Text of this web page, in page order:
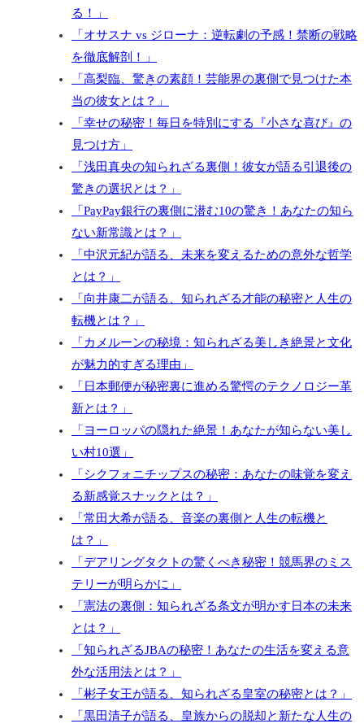
る！」
「オサスナ vs ジローナ：逆転劇の予感！禁断の戦略
を徹底解剖！」
「高梨臨、驚きの素顔！芸能界の裏側で見つけた本
当の彼女とは？」
「幸せの秘密！毎日を特別にする『小さな喜び』の
見つけ方」
「浅田真央の知られざる裏側！彼女が語る引退後の
驚きの選択とは？」
「PayPay銀行の裏側に潜む10の驚き！あなたの知ら
ない新常識とは？」
「中沢元紀が語る、未来を変えるための意外な哲学
とは？」
「向井康二が語る、知られざる才能の秘密と人生の
転機とは？」
「カメルーンの秘境：知られざる美しき絶景と文化
が魅力的すぎる理由」
「日本郵便が秘密裏に進める驚愕のテクノロジー革
新とは？」
「ヨーロッパの隠れた絶景！あなたが知らない美し
い村10選」
「シクフォニチップスの秘密：あなたの味覚を変え
る新感覚スナックとは？」
「常田大希が語る、音楽の裏側と人生の転機と
は？」
「デアリングタクトの驚くべき秘密！競馬界のミス
テリーが明らかに」
「憲法の裏側：知られざる条文が明かす日本の未来
とは？」
「知られざるJBAの秘密！あなたの生活を変える意
外な活用法とは？」
「彬子女王が語る、知られざる皇室の秘密とは？」
「黒田清子が語る、皇族からの脱却と新たな人生の